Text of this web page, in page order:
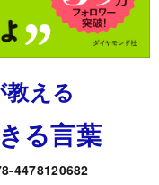
える
る言葉
4478120682